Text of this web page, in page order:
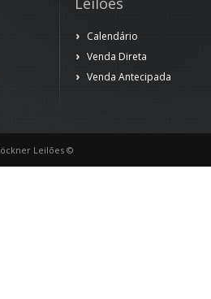
Calendário
Venda Direta
Venda Antecipada
Leilões ©